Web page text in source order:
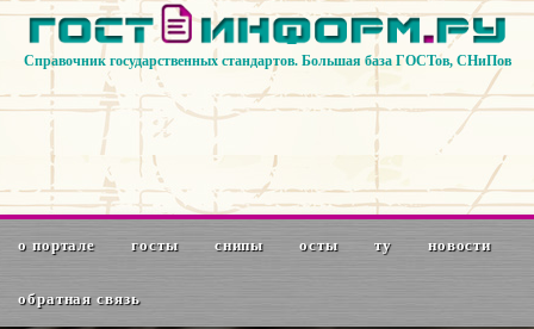
Справочник государственных стандартов. Большая база ГОСТов, СНиПов
о портале госты снипы осты ту новости
обратная связь